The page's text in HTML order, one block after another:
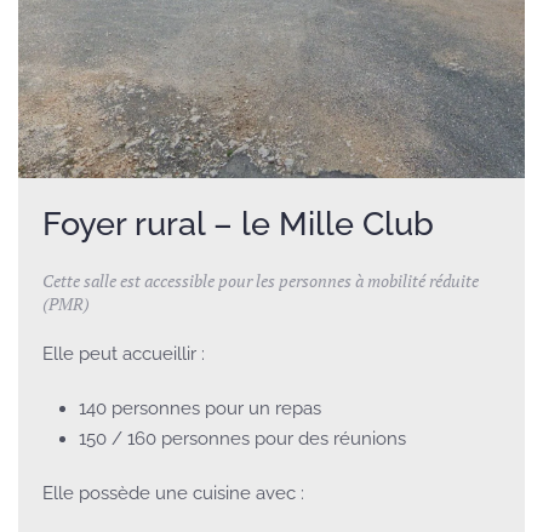
Foyer rural – le Mille Club
Cette salle est accessible pour les personnes à mobilité réduite
(PMR)
Elle peut accueillir :
140 personnes pour un repas
150 / 160 personnes pour des réunions
Elle possède une cuisine avec :